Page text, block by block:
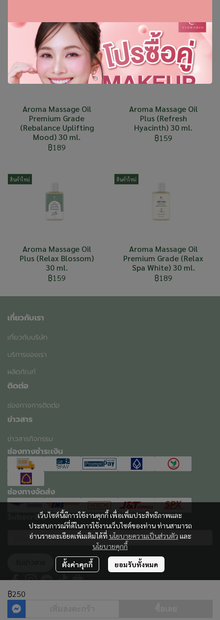
Aroma Massage Oil
Premium Grade
(Rebalance Uplifting
Mood) 30 ml.
฿189
สินค้าใหม่
Aroma Massage Oil
Plus (Refresh
Hyacinth) 30 ml.
฿159
สินค้าใหม่
Aroma Massage Oil
Plus (Relax Blossom)
30 ml.
฿159
สินค้าใหม่
Aroma Massage Oil
Premium Grade (Relax
Spa White) 30 ml.
฿189
฿250
เว็บไซต์นี้มีการใช้งานคุกกี้ เพื่อเพิ่มประสิทธิภาพและ
ประสบการณ์ที่ดีในการใช้งานเว็บไซต์ของท่าน ท่านสามารถ
อ่านรายละเอียดเพิ่มเติมได้ที่ นโยบายความเป็นส่วนตัว และ
นโยบายคุกกี้
ตั้งค่าคุกกี้ ยอมรับทั้งหมด
เกี่ยวกับเรา
เกี่ยวกับบริษัท
บริการของเรา
ผลิตภัณฑ์
ติดต่อ
ช่องทางการติดต่อ
ข่าวสาร
ข่าวสารกิจกรรม
ช่องทางชำระเงิน
ช่องทางจัดส่ง
Subscribe